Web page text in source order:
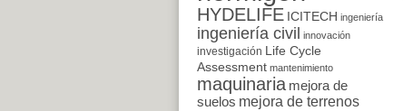
HYDELIFE ICITECH ingeniería
ingeniería civil innovación
investigación
Life Cycle
Assessment mantenimiento
maquinaria mejora de
suelos mejora de terrenos